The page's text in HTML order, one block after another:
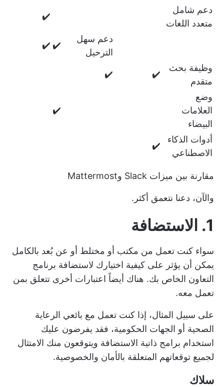
دعم شامل
متعدد اللغات
✔️
دعم سهل
الترحيل
✔️
✔️
وظيفة بحث
متقدم
✔️
✔️
وضع
العلامات
البيضاء
✔️
أدوات الذكاء
الاصطناعي
✔️
مقارنة بين ميزات Slack وMattermost
والآن، دعنا نتعمق أكثر.
1. الاستضافة
سواء كنت تعمل من مكتب أو مختلط أو عن بُعد بالكامل
يمكن أن يؤثر على كيفية اختيارك لاستضافة برنامج
التعاون الخاص بك. هناك أيضاً اعتبارات أخرى تتعلق بمن
تعمل معه.
على سبيل المثال، إذا كنت تعمل مع بائعي الرعاية
الصحية أو الجهات الحكومية، فقد يفرضون عليك
استخدام برامج ذاتية الاستضافة ويتوقعون منك الامتثال
لجميع توقعاتهم المتعلقة بالأمان والخصوصية.
سلاك